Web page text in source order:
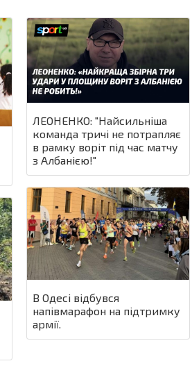
ЛЕОНЕНКО: "Найсильніша
команда тричі не потрапляє
в рамку воріт під час матчу
з Албанією!"
В Одесі відбувся
напівмарафон на підтримку
армії.